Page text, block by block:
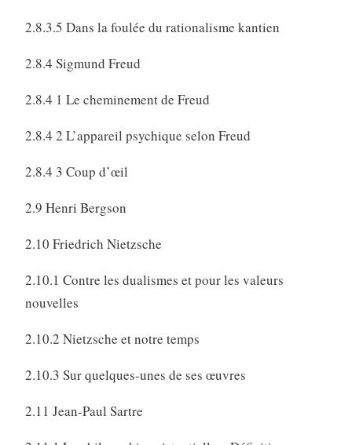
2.8.3.5 Dans la foulée du rationalisme kantien
2.8.4 Sigmund Freud
2.8.4 1 Le cheminement de Freud
2.8.4 2 L’appareil psychique selon Freud
2.8.4 3 Coup d’œil
2.9 Henri Bergson
2.10 Friedrich Nietzsche
2.10.1 Contre les dualismes et pour les valeurs
nouvelles
2.10.2 Nietzsche et notre temps
2.10.3 Sur quelques-unes de ses œuvres
2.11 Jean-Paul Sartre